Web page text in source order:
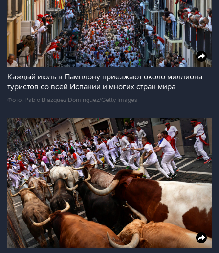
Каждый июль в Памплону приезжают около миллиона
туристов со всей Испании и многих стран мира
Фото: Pablo Blazquez Dominguez/Getty Images